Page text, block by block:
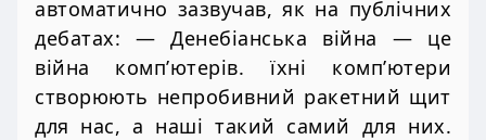
автоматично зазвучав, як на публічних
дебатах: — Денебіанська війна — це
війна комп’ютерів. їхні комп’ютери
створюють непробивний ракетний щит
для нас, а наші такий самий для них.